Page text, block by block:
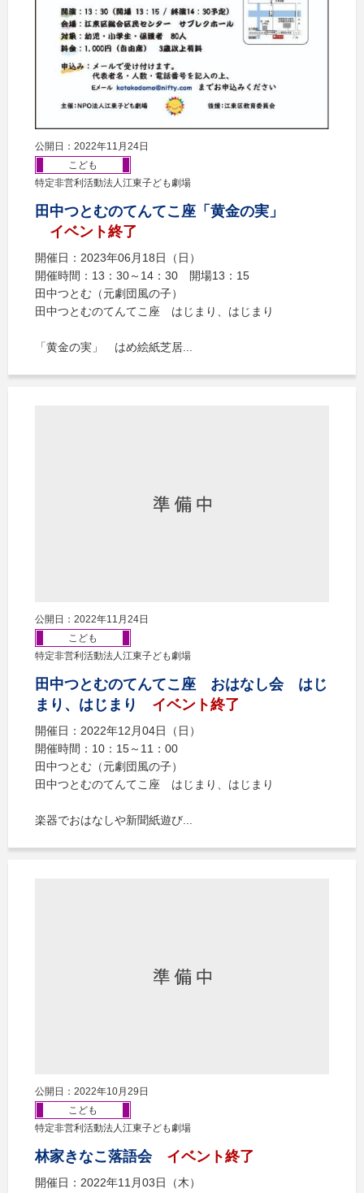
公開日：2022年11月24日
こども
特定非営利活動法人江東子ども劇場
田中つとむのてんてこ座「黄金の実」
イベント終了
開催日：2023年06月18日（日）
開催時間：13：30～14：30 開場13：15
田中つとむ（元劇団風の子）
田中つとむのてんてこ座 はじまり、はじまり
「黄金の実」 はめ絵紙芝居...
公開日：2022年11月24日
こども
特定非営利活動法人江東子ども劇場
田中つとむのてんてこ座 おはなし会 はじ
まり、はじまり
イベント終了
開催日：2022年12月04日（日）
開催時間：10：15～11：00
田中つとむ（元劇団風の子）
田中つとむのてんてこ座 はじまり、はじまり
楽器でおはなしや新聞紙遊び...
公開日：2022年10月29日
こども
特定非営利活動法人江東子ども劇場
林家きなこ落語会 イベント終了
開催日：2022年11月03日（木）